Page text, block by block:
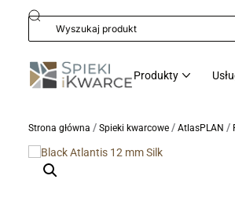
Produkty
Strona główna / Spieki kwarcowe / AtlasPLAN /